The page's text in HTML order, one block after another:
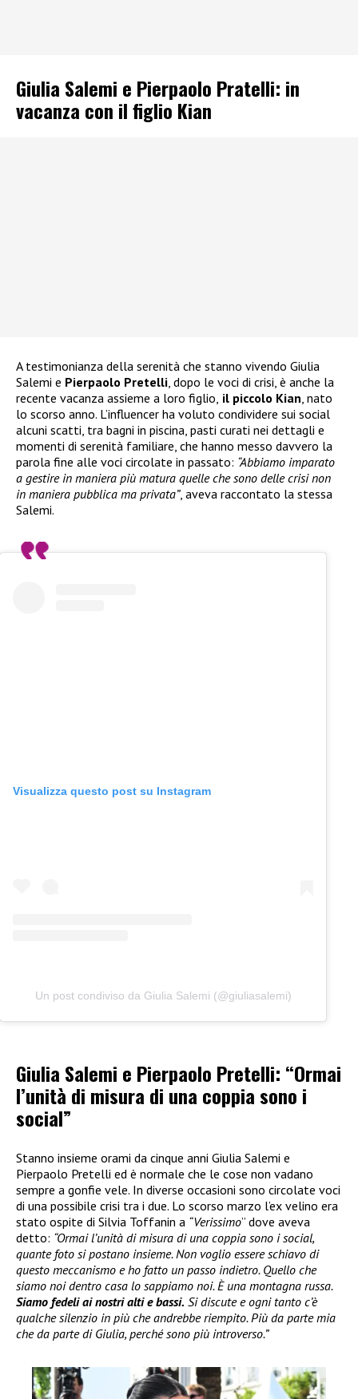
Giulia Salemi e Pierpaolo Pratelli: in
vacanza con il figlio Kian
A testimonianza della serenità che stanno vivendo Giulia
Salemi e Pierpaolo Pretelli, dopo le voci di crisi, è anche la
recente vacanza assieme a loro figlio, il piccolo Kian, nato
lo scorso anno. L’influencer ha voluto condividere sui social
alcuni scatti, tra bagni in piscina, pasti curati nei dettagli e
momenti di serenità familiare, che hanno messo davvero la
parola fine alle voci circolate in passato: “Abbiamo imparato
a gestire in maniera più matura quelle che sono delle crisi non
in maniera pubblica ma privata”, aveva raccontato la stessa
Salemi.
Visualizza questo post su Instagram
Un post condiviso da Giulia Salemi (@giuliasalemi)
Giulia Salemi e Pierpaolo Pretelli: “Ormai
l’unità di misura di una coppia sono i
social”
Stanno insieme orami da cinque anni Giulia Salemi e
Pierpaolo Pretelli ed è normale che le cose non vadano
sempre a gonfie vele. In diverse occasioni sono circolate voci
di una possibile crisi tra i due. Lo scorso marzo l’ex velino era
stato ospite di Silvia Toffanin a “Verissimo” dove aveva
detto: “Ormai l’unità di misura di una coppia sono i social,
quante foto si postano insieme. Non voglio essere schiavo di
questo meccanismo e ho fatto un passo indietro. Quello che
siamo noi dentro casa lo sappiamo noi. È una montagna russa.
Siamo fedeli ai nostri alti e bassi. Si discute e ogni tanto c’è
qualche silenzio in più che andrebbe riempito. Più da parte mia
che da parte di Giulia, perché sono più introverso.”